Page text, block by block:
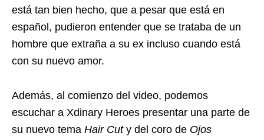
está tan bien hecho, que a pesar que está en
español, pudieron entender que se trataba de un
hombre que extraña a su ex incluso cuando está
con su nuevo amor.
Además, al comienzo del video, podemos
escuchar a Xdinary Heroes presentar una parte de
su nuevo tema Hair Cut y del coro de Ojos